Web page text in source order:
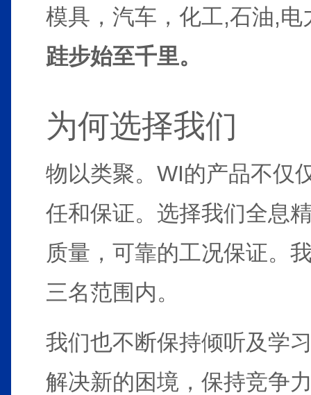
模具，汽车，化工,石油,
跬步始至千里。
为何选择我们
物以类聚。WI的产品不仅
任和保证。选择我们全息
质量，可靠的工况保证。
三名范围内。
我们也不断保持倾听及学
解决新的困境，保持竞争